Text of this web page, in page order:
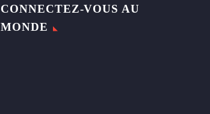
CONNECTEZ-VOUS AU
MONDE